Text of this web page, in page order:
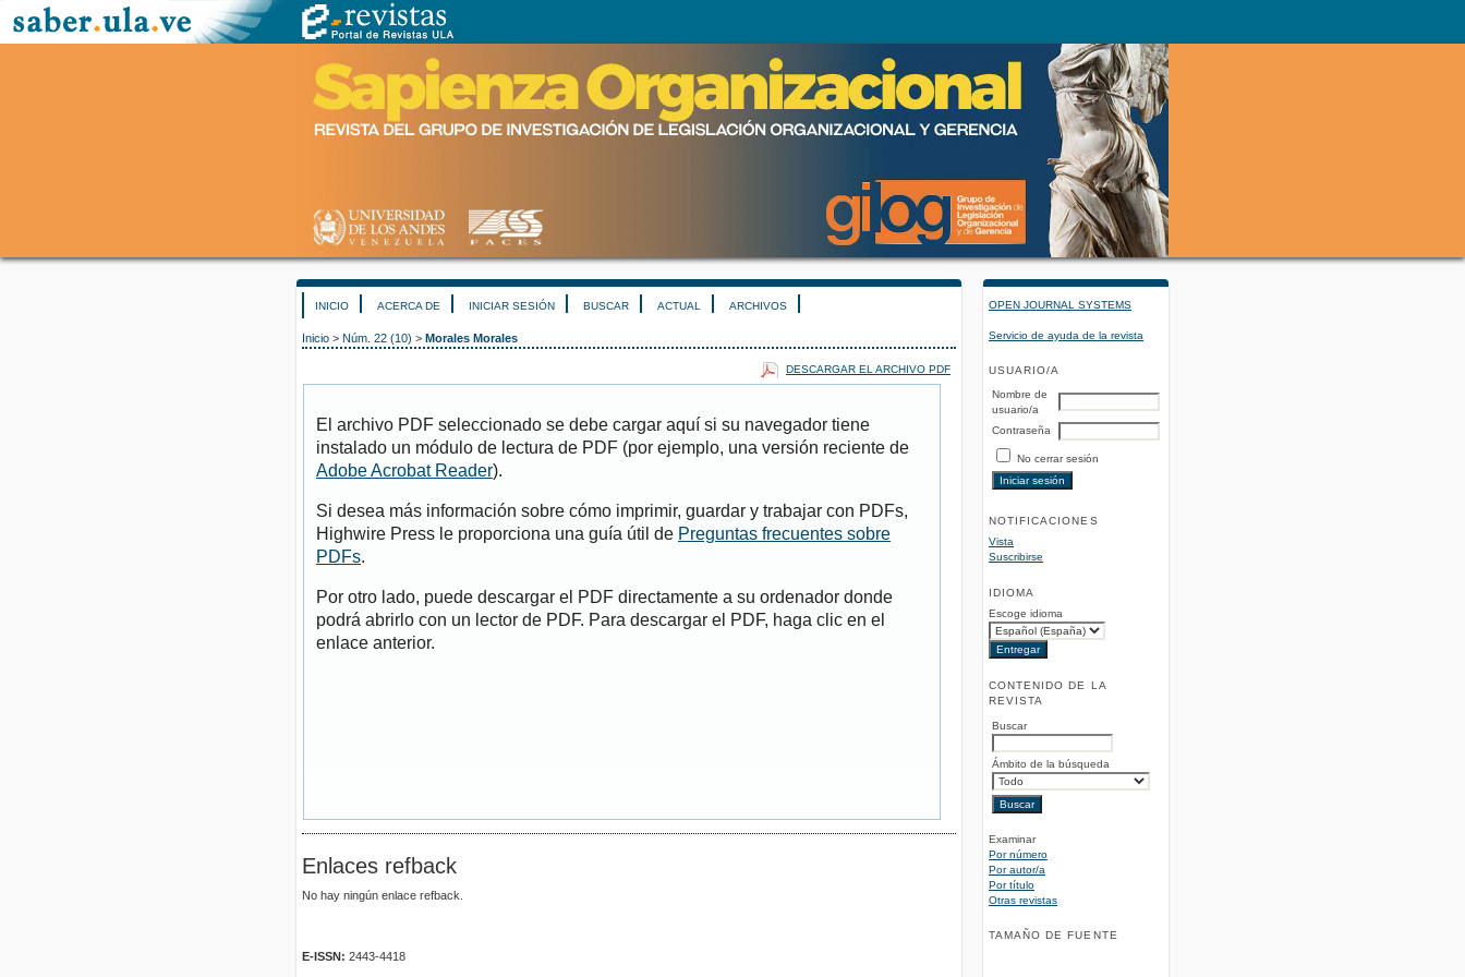
OPEN JOURNAL SYSTEMS
Servicio de ayuda de la revista
USUARIO/A
Nombre de
usuario/a
Contraseña
No cerrar sesión
NOTIFICACIONES
Vista
Suscribirse
IDIOMA
Escoge idioma
CONTENIDO DE LA
REVISTA
Buscar
Ámbito de la búsqueda
Examinar
Por número
Por autor/a
Por título
Otras revistas
TAMAÑO DE FUENTE
INICIO ACERCA DE INICIAR SESIÓN BUSCAR ACTUAL ARCHIVOS
Inicio > Núm. 22 (10) > Morales Morales
DESCARGAR EL ARCHIVO PDF
El archivo PDF seleccionado se debe cargar aquí si su navegador tiene
instalado un módulo de lectura de PDF (por ejemplo, una versión reciente de
Adobe Acrobat Reader).
Si desea más información sobre cómo imprimir, guardar y trabajar con PDFs,
Highwire Press le proporciona una guía útil de Preguntas frecuentes sobre
PDFs.
Por otro lado, puede descargar el PDF directamente a su ordenador donde
podrá abrirlo con un lector de PDF. Para descargar el PDF, haga clic en el
enlace anterior.
Enlaces refback
No hay ningún enlace refback.
E-ISSN: 2443-4418